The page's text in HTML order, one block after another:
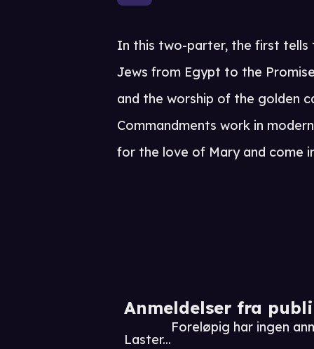
Anmeldelser fra
Laster...
Foreløpig har ingen
In this two-parter, the first tells
Jews from Egypt to the
and the worship of the golden
Commandments work in
for the love of Mary and come